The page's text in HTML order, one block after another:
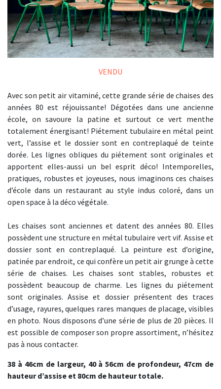
VENDU
Avec son petit air vitaminé, cette grande série de chaises des
années 80 est réjouissante! Dégotées dans une ancienne
école, on savoure la patine et surtout ce vert menthe
totalement énergisant! Piétement tubulaire en métal peint
vert, l’assise et le dossier sont en contreplaqué de teinte
dorée. Les lignes obliques du piétement sont originales et
apportent elles-aussi un bel esprit déco! Intemporelles,
pratiques, robustes et joyeuses, nous imaginons ces chaises
d’école dans un restaurant au style indus coloré, dans un
open space à la déco végétale.
Les chaises sont anciennes et datent des années 80. Elles
possèdent une structure en métal tubulaire vert vif. Assise et
dossier sont en contreplaqué. La peinture est d’origine,
patinée par endroit, ce qui confère un petit air grunge à cette
série de chaises. Les chaises sont stables, robustes et
possèdent beaucoup de charme. Les lignes du piétement
sont originales. Assise et dossier présentent des traces
d’usage, rayures, quelques rares manques de placage, visibles
en photo. Nous disposons d’une série de plus de 20 pièces. Il
est possible de composer son propre assortiment, n’hésitez
pas à nous contacter.
38 à 46cm de largeur, 40 à 56cm de profondeur, 47cm de
hauteur d’assise et 80cm de hauteur totale.